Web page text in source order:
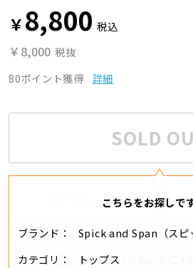
￥8,800 税込
￥8,000 税抜
80ポイント獲得
詳細
SOLD
こちらをお探しで
ブランド
Spick and Span（スピ
カテゴリ
トップス
追加する
分割・リボ払いもご利